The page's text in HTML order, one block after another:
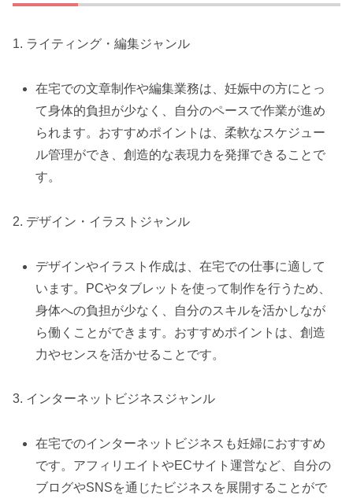
1. ライティング・編集ジャンル
在宅での文章制作や編集業務は、妊娠中の方にとっ
て身体的負担が少なく、自分のペースで作業が進め
られます。おすすめポイントは、柔軟なスケジュー
ル管理ができ、創造的な表現力を発揮できることで
す。
2. デザイン・イラストジャンル
デザインやイラスト作成は、在宅での仕事に適して
います。PCやタブレットを使って制作を行うため、
身体への負担が少なく、自分のスキルを活かしなが
ら働くことができます。おすすめポイントは、創造
力やセンスを活かせることです。
3. インターネットビジネスジャンル
在宅でのインターネットビジネスも妊婦におすすめ
です。アフィリエイトやECサイト運営など、自分の
ブログやSNSを通じたビジネスを展開することがで